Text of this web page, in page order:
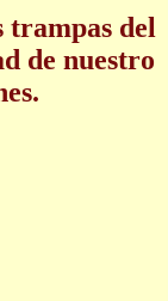
trampas del
de nuestro